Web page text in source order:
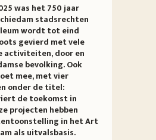
was het 750 jaar
stadsrechten
wordt tot eind
gevierd met vele
activiteiten, door en
bevolking. Ook
mee, met vier
onder de titel:
de toekomst in
projecten hebben
in het Art
als uitvalsbasis.